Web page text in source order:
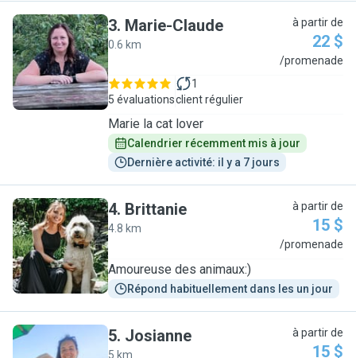
M
3. Marie-Claude
0.6 km
à partir de
22 $
/promenade
5 évaluations
1
client régulier
Marie la cat lover
Calendrier récemment mis à jour
Dernière activité: il y a 7 jours
B
4. Brittanie
4.8 km
à partir de
15 $
/promenade
Amoureuse des animaux:)
Répond habituellement dans les un jour
5. Josianne
5 km
à partir de
15 $